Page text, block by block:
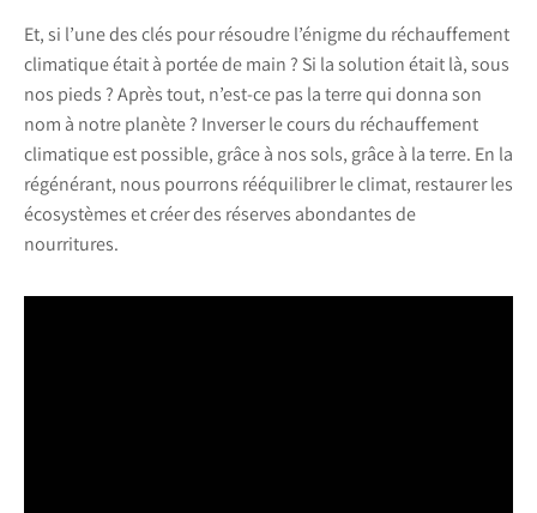
Et, si l’une des clés pour résoudre l’énigme du réchauffement
climatique était à portée de main ? Si la solution était là, sous
nos pieds ? Après tout, n’est-ce pas la terre qui donna son
nom à notre planète ? Inverser le cours du réchauffement
climatique est possible, grâce à nos sols, grâce à la terre. En la
régénérant, nous pourrons rééquilibrer le climat, restaurer les
écosystèmes et créer des réserves abondantes de
nourritures.